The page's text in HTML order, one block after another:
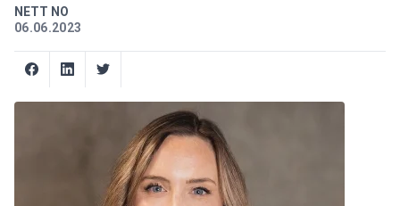
NETT NO
06.06.2023